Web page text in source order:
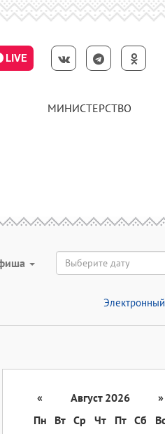
LIVE
МИНИСТЕРСТВО
« Август 2026
»
Пн
Вт Ср Чт Пт Сб